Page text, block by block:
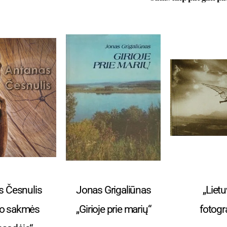
Česnulis
sakmės
Jonas Grigaliūnas
„Girioje prie marių“